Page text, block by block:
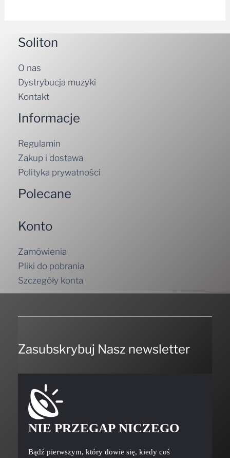
Soliton
O nas
Dystrybucja muzyki
Kontakt
Informacje
Regulamin
Zakup i dostawa
Polityka prywatności
Polecane
Konto
Zamówienia
Pliki do pobrania
Szczegóły konta
Zasubskrybuj Nasz newsletter
NIE PRZEGAP NICZEGO
Bądź pierwszym, który dowie się, kiedy coś